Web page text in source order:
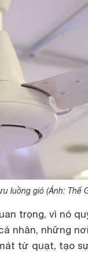
luồng gió (Ảnh: Thế
trọng, vì nó
nhân, những
từ quạt, tạo